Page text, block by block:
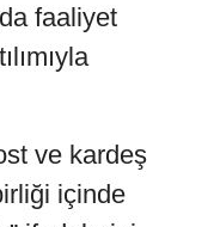
faaliyet
ve kardeş
içinde